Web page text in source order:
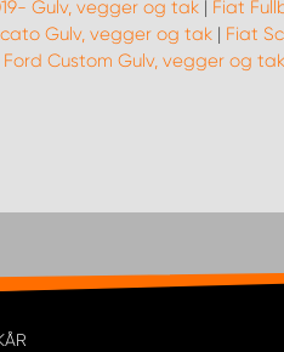
Gulv, vegger og tak| Fiat
Gulv, vegger og tak | Fiat
Ford Custom Gulv, vegger og tak